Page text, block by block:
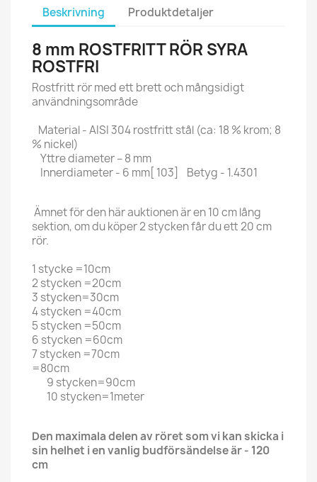
Beskrivning Produktdetaljer
8 mm ROSTFRITT RÖR SYRA
ROSTFRI
Rostfritt rör med ett brett och mångsidigt
användningsområde
Material - AISI 304 rostfritt stål (ca: 18 % krom; 8
% nickel)
Yttre diameter – 8 mm
Innerdiameter - 6 mm[ 103] Betyg - 1.4301
Ämnet för den här auktionen är en 10 cm lång
sektion, om du köper 2 stycken får du ett 20 cm
rör.
1 stycke =10cm
2 stycken =20cm
3 stycken=30cm
4 stycken =40cm
5 stycken =50cm
6 stycken =60cm
7 stycken =70cm
=80cm
9 stycken=90cm
10 stycken=1meter
Den maximala delen av röret som vi kan skicka i
sin helhet i en vanlig budförsändelse är - 120
cm